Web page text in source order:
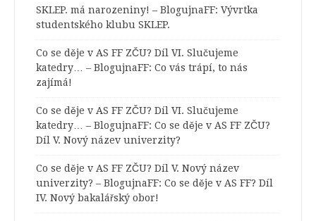
SKLEP. má narozeniny! – BlogujnaFF: Vývrtka
studentského klubu SKLEP.
Co se děje v AS FF ZČU? Díl VI. Slučujeme
katedry… – BlogujnaFF: Co vás trápí, to nás
zajímá!
Co se děje v AS FF ZČU? Díl VI. Slučujeme
katedry… – BlogujnaFF: Co se děje v AS FF ZČU?
Díl V. Nový název univerzity?
Co se děje v AS FF ZČU? Díl V. Nový název
univerzity? – BlogujnaFF: Co se děje v AS FF? Díl
IV. Nový bakalářský obor!